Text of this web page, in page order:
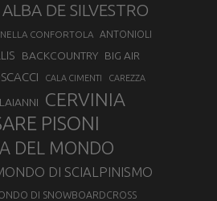
ALBA DE SILVESTRO
CONFORTOLA ANTONIOLI
BACKCOUNTRY BIG AIR
CALA CIMENTI CAREZZA
CERVINIA
PISONI
DEL MONDO
DI SCIALPINISMO
DI SNOWBOARDCROSS